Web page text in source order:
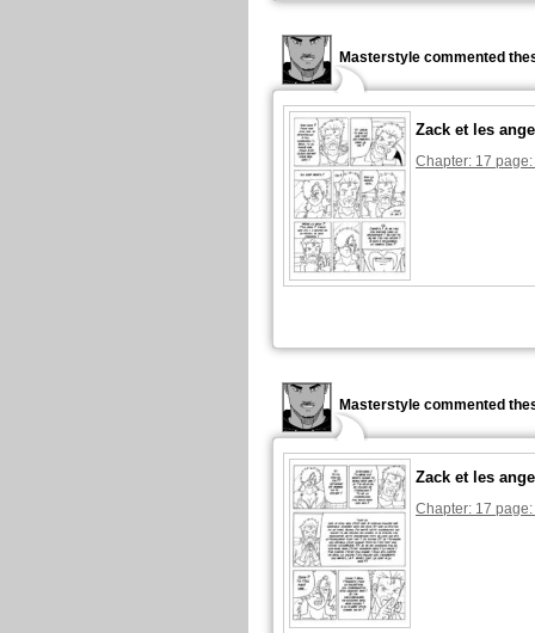
Masterstyle commented
Zack et les
Chapter: 17
Masterstyle commented
Zack et les
Chapter: 17